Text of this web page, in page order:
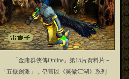
「金庸群俠傳Online」第15片資料片－
「五嶽劍派」，仍舊以《笑傲江湖》系列